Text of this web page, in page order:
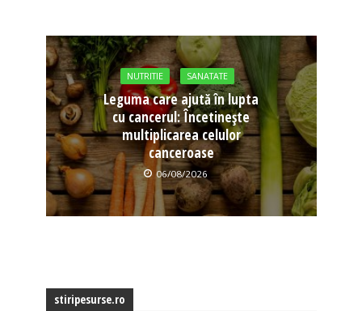
NUTRITIE SANATATE
Leguma care ajută în lupta
cu cancerul: Încetinește
multiplicarea celulor
canceroase
06/08/2026
stiripesurse.ro